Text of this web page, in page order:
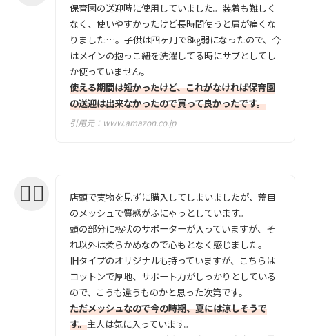
保育園の送迎時に使用していました。装着も難しく
なく、使いやすかったけど長時間使うと肩が痛くな
りました…。子供は四ヶ月で8㎏弱になったので、今
はメインの抱っこ紐を洗濯してる時にサブとしてし
か使っていません。
使える期間は短かったけど、これがなければ保育園
の送迎は出来なかったので買って良かったです。
引用元： www.amazon.co.jp
店頭で実物を見ずに購入してしまいましたが、荒目
のメッシュで質感がふにゃっとしています。
頭の部分に板状のサポーターが入っていますが、そ
れ以外は柔らかめなので心もとなく感じました。
旧タイプのオリジナルも持っていますが、こちらは
コットンで厚地、サポート力がしっかりとしている
ので、こうも違うものかと思った次第です。
ただメッシュなので今の時期、夏には涼しそうで
す。主人は気に入っています。